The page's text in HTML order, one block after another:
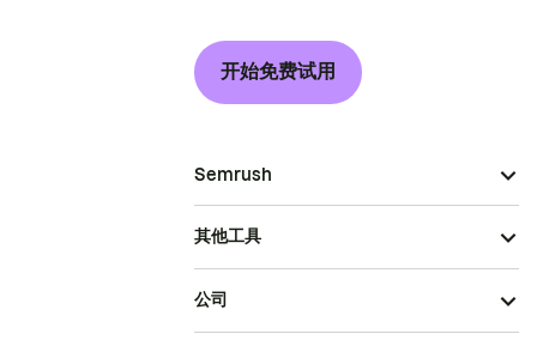
开始免费试用
Semrush
其他工具
公司